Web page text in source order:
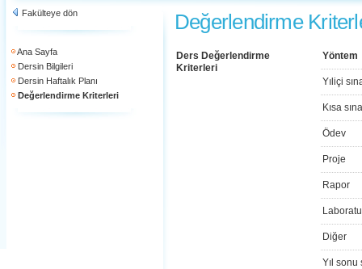
Fakülteye dön
Ana Sayfa
Dersin Bilgileri
Dersin Haftalık Planı
Değerlendirme Kriterleri
Değerlendirme
Ders Değerlendirme
Kriterleri
Yöntem
Yıliçi
Kısa
Ödev
Proje
Rapor
Diğer
Yıl sonu